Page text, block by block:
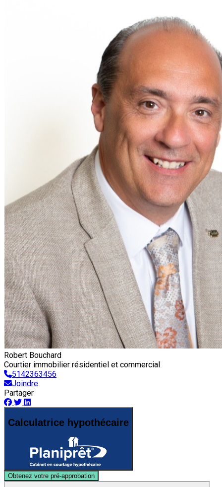
Robert Bouchard
Courtier immobilier résidentiel et commercial
5142363456
Joindre
Partager
Calculatrice hypothécaire
Obtenez votre pré-approbation